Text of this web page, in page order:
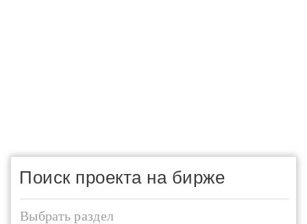
Поиск проекта на бирже
Выбрать раздел